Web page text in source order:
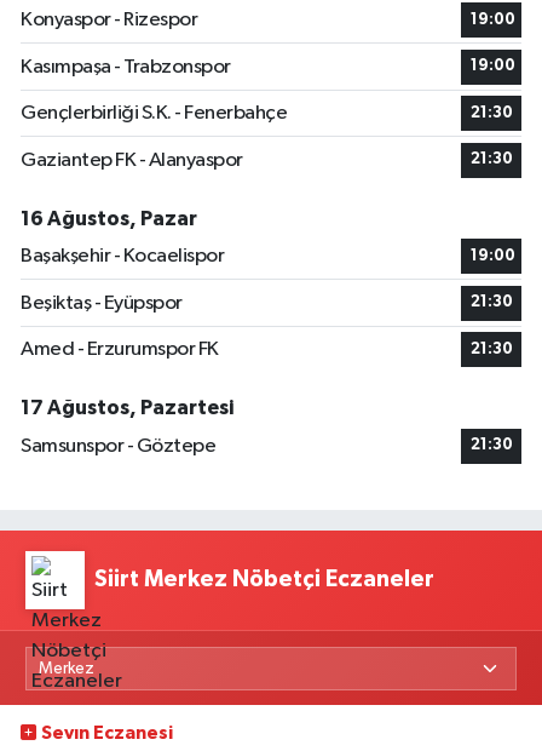
Konyaspor - Rizespor
19:00
Kasımpaşa - Trabzonspor 19:00
Gençlerbirliği S.K. - Fenerbahçe 21:30
Gaziantep FK - Alanyaspor 21:30
16 Ağustos, Pazar
Başakşehir - Kocaelispor
19:00
Beşiktaş - Eyüpspor 21:30
Amed - Erzurumspor FK 21:30
17 Ağustos, Pazartesi
Samsunspor - Göztepe
21:30
Siirt Merkez Nöbetçi Eczaneler
Sevın Eczanesi